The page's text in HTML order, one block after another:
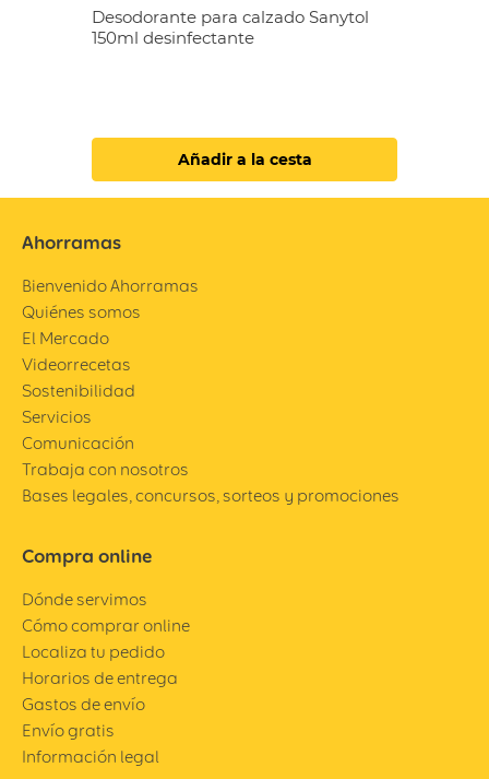
Desodorante para calzado Sanytol
150ml desinfectante
Añadir a la cesta
Ahorramas
Bienvenido Ahorramas
Quiénes somos
El Mercado
Videorrecetas
Sostenibilidad
Servicios
Comunicación
Trabaja con nosotros
Bases legales, concursos, sorteos y promociones
Compra online
Dónde servimos
Cómo comprar online
Localiza tu pedido
Horarios de entrega
Gastos de envío
Envío gratis
Información legal